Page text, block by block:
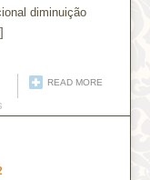
diminuição
READ MORE